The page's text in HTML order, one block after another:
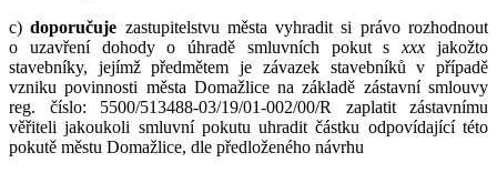
c)doporučuje zastupitelstvu města vyhradit si právo rozhodnout
o uzavření dohody o úhradě smluvních pokut sxxxjakožto
stavebníky, jejímž předmětem je závazek stavebníků v případě
vzniku povinnosti města Domažlice na základě zástavní smlouvy
reg. číslo: 5500/513488-03/19/01-002/00/R zaplatit zástavnímu
věřiteli jakoukoli smluvní pokutu uhradit částku odpovídající této
pokutě městu Domažlice, dle předloženého návrhu